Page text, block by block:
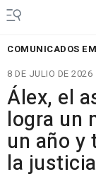
COMUNICADOS
8 DE JULIO DE 2026
Álex, el
logra un
un año y
la justicia